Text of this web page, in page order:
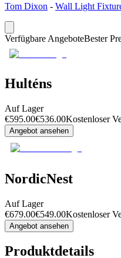
Tom Dixon - Wall Light
Verfügbare AngeboteBester
Hulténs
Auf Lager
€595.00€536.00Kostenloser
Angebot ansehen
NordicNest
Auf Lager
€679.00€549.00Kostenloser
Angebot ansehen
Produktdetails